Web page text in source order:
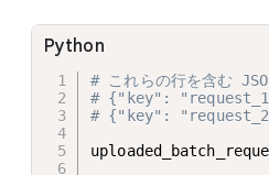
# これらの行を含む
# {"key":
# {"key":
Python